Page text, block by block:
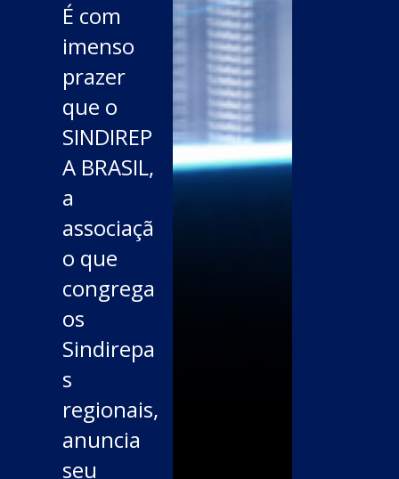
É com
imenso
prazer
que o
SINDIREP
A BRASIL,
a
associaçã
o que
congrega
os
Sindirepa
s
regionais,
anuncia
seu